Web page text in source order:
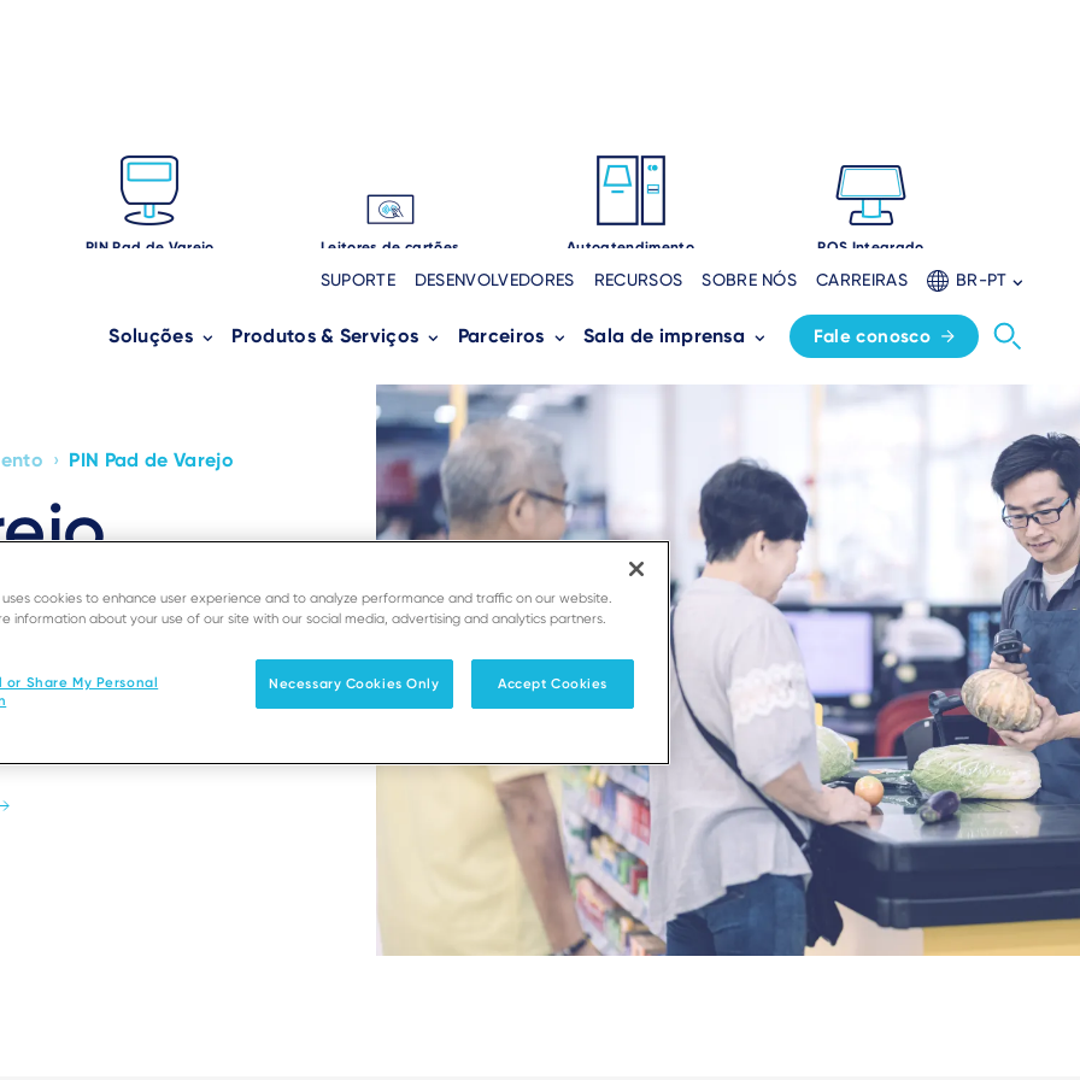
SUPORTE DESENVOLVEDORES RECURSOS SOBRE NÓS CARREIRAS BR-PT
Soluções Produtos & Serviços Parceiros Sala de imprensa Fale conosco
PIN Pad de Varejo Leitores de cartões Autoatendimento POS Integrado
o envolvimento do
› PIN Pad de Varejo
uses cookies to enhance user experience and to analyze performance and traffic on our website.
information about your use of our site with our social media, advertising and analytics partners.
or Share My Personal
Necessary Cookies Only Accept Cookies